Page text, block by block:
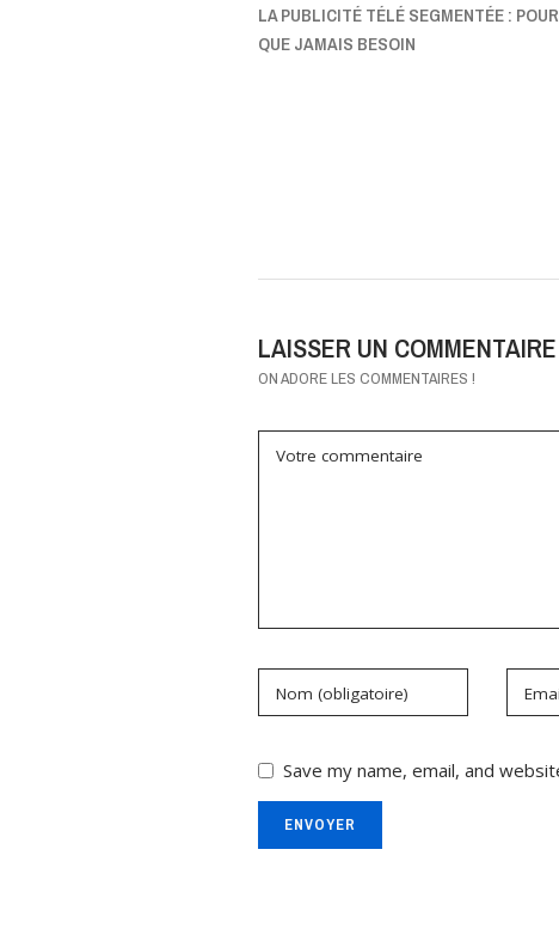
LA PUBLICITÉ TÉLÉ SEGMENTÉE :
QUE JAMAIS BESOIN
LAISSER UN COMMENTAIRE
ON ADORE LES COMMENTAIRES !
Votre commentaire
Nom (obligatoire)
Save my name, email, and
ENVOYER